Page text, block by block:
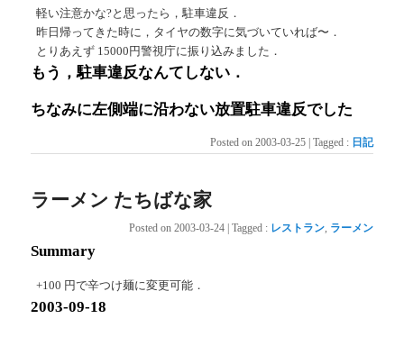
軽い注意かな?と思ったら，駐車違反．
昨日帰ってきた時に，タイヤの数字に気づいていれば〜．
とりあえず 15000円警視庁に振り込みました．
もう，駐車違反なんてしない．
ちなみに左側端に沿わない放置駐車違反でした
Posted on 2003-03-25 | Tagged : 日記
ラーメン たちばな家
Posted on 2003-03-24 Tagged : レストラン, ラーメン
Summary
+100 円で辛つけ麺に変更可能．
2003-09-18